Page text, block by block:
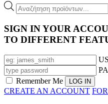
Products
search
SIGN IN YOUR
TO DIFFERENT
Remember Me
CREATE AN ACCOUNT